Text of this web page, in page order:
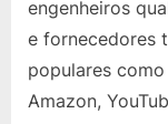
engenheiros
e fornecedores
populares
Amazon,